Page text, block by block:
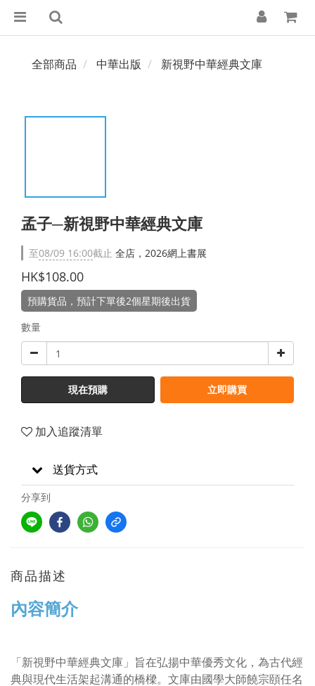
全部商品 中華出版 新視野中華經典文庫
孟子─新視野中華經典文庫
至08/09 16:00截止 全店，2026網上書展
HK$108.00
預購貨品，預計下單後2個星期後出貨
數量
現在預購 立即購買
加入追蹤清單
送貨方式
分享到
商品描述
內容簡介
「新視野中華經典文庫」旨在弘揚中華優秀文化，為古代經
典與現代生活架起溝通的橋樑。文庫由國學大師饒宗頤任名